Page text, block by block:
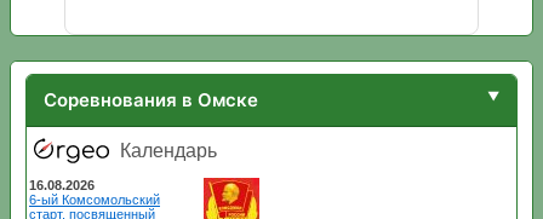
Соревнования в Омске